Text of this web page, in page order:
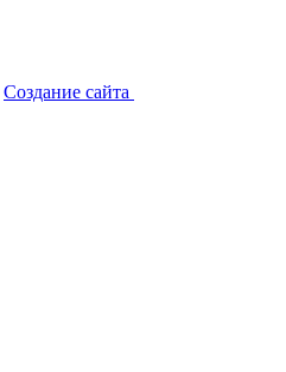
Создание сайта